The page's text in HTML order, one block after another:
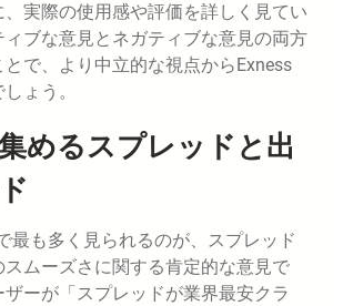
実際の使用感や評価を詳しく見てい
ィブな意見とネガティブな意見の両方
とで、より中立的な視点からExness
ょう。
めるスプレッドと出
最も多く見られるのが、スプレッド
ムーズさに関する肯定的な意見で
ーが「スプレッドが業界最安クラ